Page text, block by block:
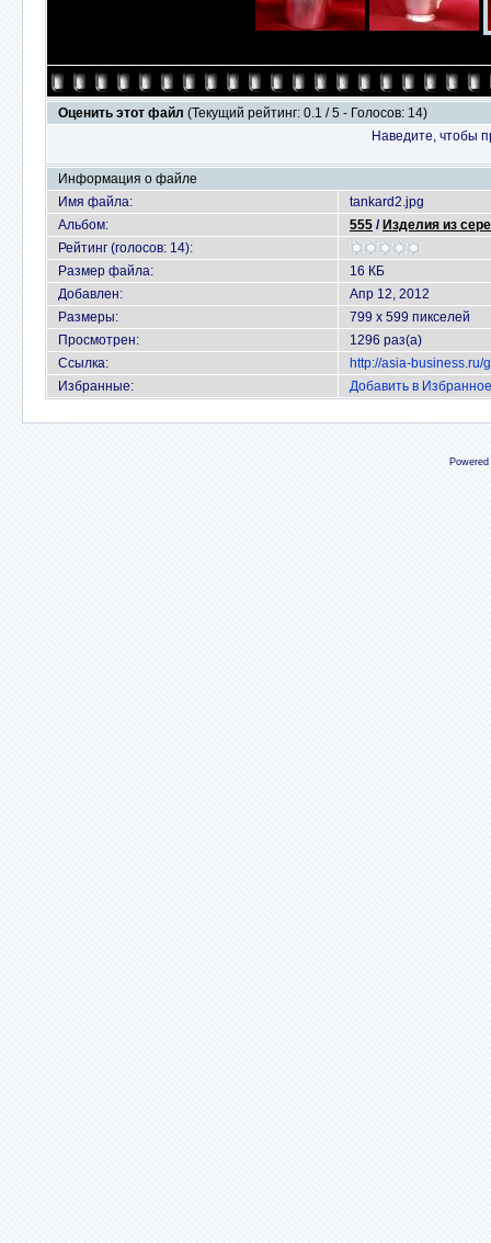
Оценить этот файл (Текущий рейтинг: 0.1 / 5 - Голосов: 14)
Наведите, чтобы
Информация о файле
Имя файла:
tankard2.jpg
Альбом:
555 / Изделия из
Рейтинг (голосов: 14):
Размер файла:
16 КБ
Добавлен:
Апр 12, 2012
Размеры:
799 x 599 пикселей
Просмотрен:
1296 раз(а)
Ссылка:
http://asia-
Избранные:
Добавить в Избранное